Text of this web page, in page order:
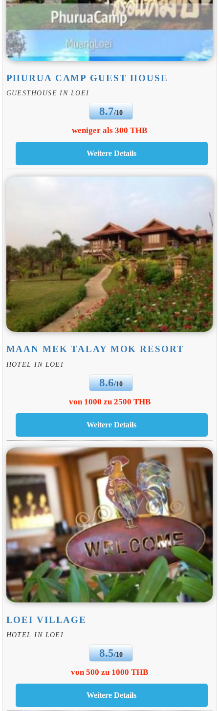
PHURUA CAMP GUEST HOUSE
GUESTHOUSE IN LOEI
8.7/10
weniger als 300 THB
MAAN MEK TALAY MOK RESORT
HOTEL IN LOEI
8.6/10
von 1000 zu 2500 THB
LOEI VILLAGE
HOTEL IN LOEI
8.5/10
von 500 zu 1000 THB